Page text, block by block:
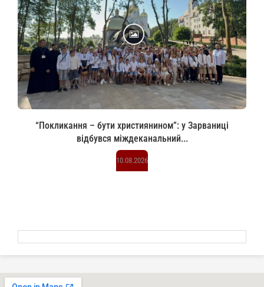
“Покликання – бути християнином”: у Зарваниці
відбувся міждеканальний...
10.08.2026